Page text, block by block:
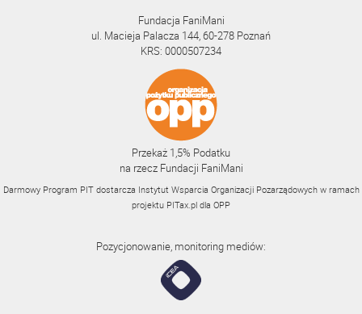
Fundacja FaniMani
ul. Macieja Palacza 144, 60-278 Poznań
KRS: 0000507234
Przekaż 1,5% Podatku
na rzecz Fundacji FaniMani
Darmowy Program PIT dostarcza Instytut Wsparcia Organizacji Pozarządowych w ramach
projektu PITax.pl dla OPP
Pozycjonowanie, monitoring mediów: